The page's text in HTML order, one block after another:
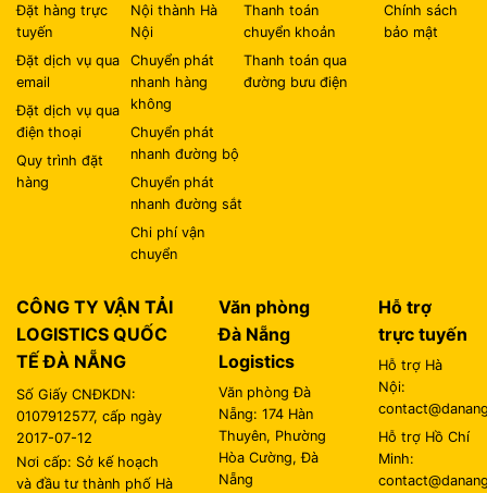
Đặt hàng trực
tuyến
Đặt dịch vụ qua
email
Đặt dịch vụ qua
điện thoại
Quy trình đặt
hàng
Nội thành Hà
Nội
Chuyển phát
nhanh hàng
không
Chuyển phát
nhanh đường bộ
Chuyển phát
nhanh đường sắt
Chi phí vận
chuyển
Thanh toán
chuyển khoản
Thanh toán qua
đường bưu điện
Chính sách
bảo mật
CÔNG TY VẬN TẢI
LOGISTICS QUỐC
TẾ ĐÀ NẴNG
Số Giấy CNĐKDN:
0107912577, cấp ngày
2017-07-12
Nơi cấp: Sở kế hoạch
và đầu tư thành phố Hà
Văn phòng
Đà Nẵng
Logistics
Văn phòng Đà
Nẵng: 174 Hàn
Thuyên, Phường
Hòa Cường, Đà
Nẵng
Hỗ trợ
trực tuyến
Hỗ trợ Hà
Nội:
Hỗ trợ Hồ Chí
Minh: